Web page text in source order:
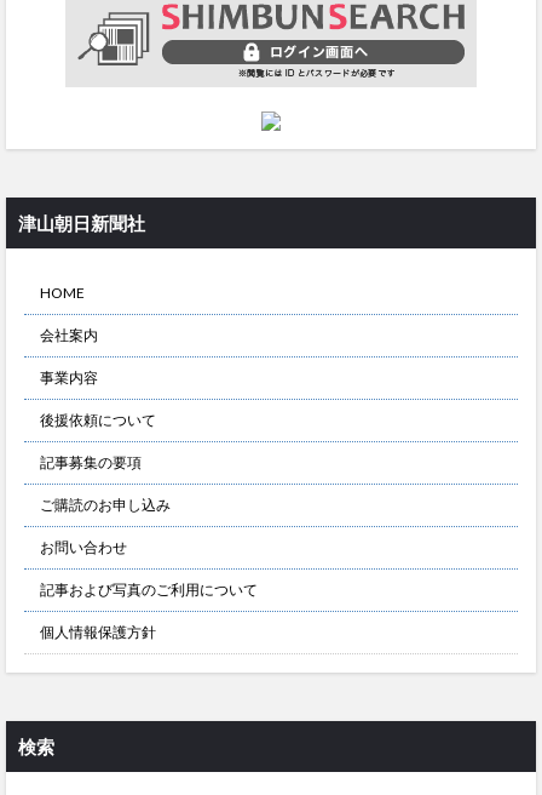
津山朝日新聞社
HOME
会社案内
事業内容
後援依頼について
記事募集の要項
ご購読のお申し込み
お問い合わせ
記事および写真のご利用について
個人情報保護方針
検索